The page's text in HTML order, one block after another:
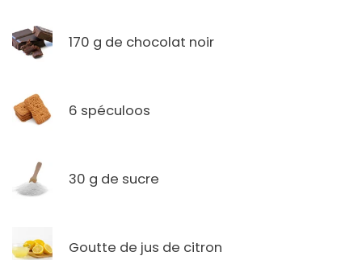
170 g de chocolat noir
6 spéculoos
30 g de sucre
Goutte de jus de citron